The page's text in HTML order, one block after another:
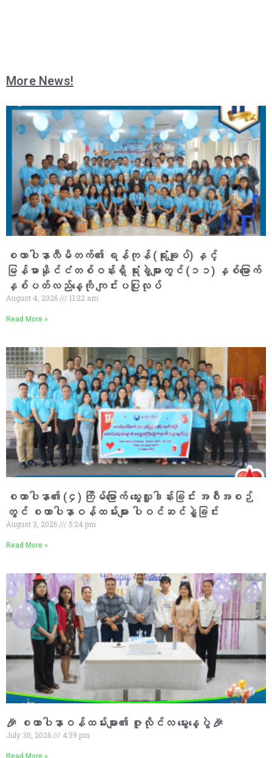
More News!
စထာပါနာလီမိတက်၏ ရန်ကုန် (ရုံးချုပ်) နှင့်
မြန်မာနိုင်ငံတစ်ဝန်းရှိ ရုံးခွဲများတွင် (၁၁) နှစ်မြောက်
နှစ်ပတ်လည်နေ့ကို ကျင်းပပြုလုပ်
August 4, 2026 11:22 am
Read More »
စထာပါနာ၏ (၄) ကြိမ်မြောက် သွေးလှူဒါန်းခြင်း အစီအစဉ်
တွင် စထာပါနာဝန်ထမ်းများ ပါဝင်ဆင်နွှဲခြင်း
August 3, 2026 5:24 pm
Read More »
🎉 စထာပါနာဝန်ထမ်းများ၏ ဇူလိုင်လ မွေးနေ့ပွဲ 🎉
July 30, 2026 4:39 pm
Read More »